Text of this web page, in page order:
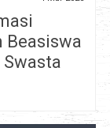
Beasiswa